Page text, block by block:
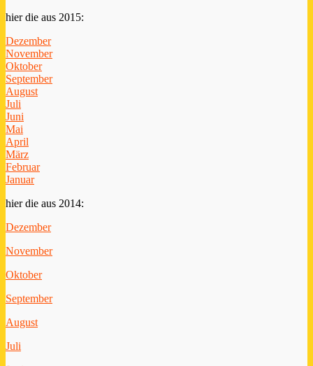
hier die aus 2015:
Dezember
November
Oktober
September
August
Juli
Juni
Mai
April
März
Februar
Januar
hier die aus 2014:
Dezember
November
Oktober
September
August
Juli